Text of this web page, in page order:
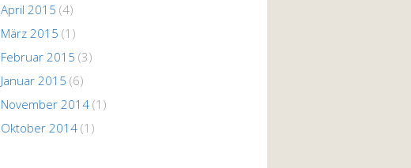
April 2015 (4)
März 2015 (1)
Februar 2015 (3)
Januar 2015 (6)
November 2014 (1)
Oktober 2014 (1)